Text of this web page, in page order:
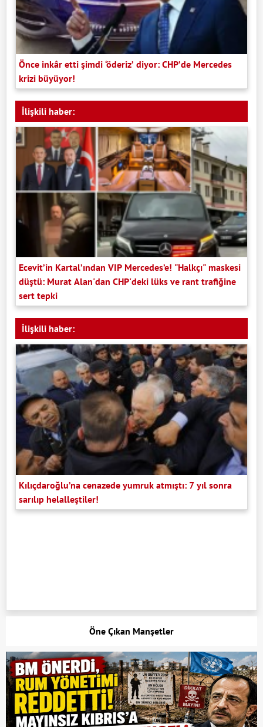
Önce inkâr etti şimdi ‘öderiz’ diyor: CHP’de Mercedes
krizi büyüyor!
İlişkili haber:
Ecevit’in Kartal’ından VIP Mercedes’e! "Halkçı" maskesi
düştü: Murat Alan'dan CHP'deki lüks ve rant trafiğine
sert tepki
İlişkili haber:
Kılıçdaroğlu’na cenazede yumruk atmıştı: 7 yıl sonra
sarılıp helalleştiler!
Öne Çıkan Manşetler